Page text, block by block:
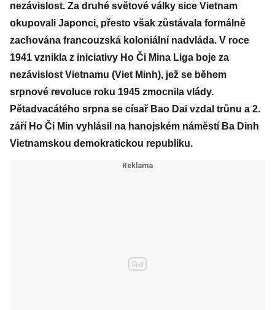
nezávislost. Za druhé světové války sice Vietnam
okupovali Japonci, přesto však zůstávala formálně
zachována francouzská koloniální nadvláda. V roce
1941 vznikla z iniciativy Ho Či Mina Liga boje za
nezávislost Vietnamu (Viet Minh), jež se během
srpnové revoluce roku 1945 zmocnila vlády.
Pětadvacátého srpna se císař Bao Dai vzdal trůnu a 2.
září Ho Či Min vyhlásil na hanojském náměstí Ba Dinh
Vietnamskou demokratickou republiku.